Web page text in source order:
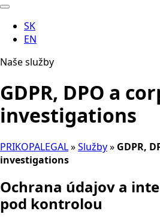
SK
EN
Naše služby
GDPR, DPO a
investigations
PRIKOPALEGAL»Služby» GDPR,
investigations
Ochrana údajov a
pod kontrolou